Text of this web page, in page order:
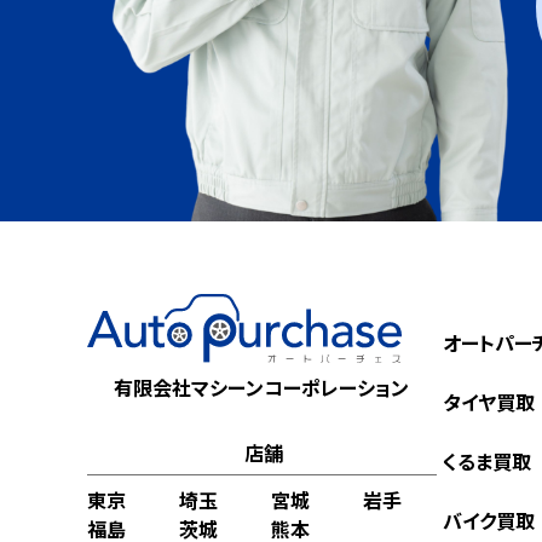
有限会社マシーンコーポレーション
店舗
東京
埼玉 宮城
岩手
福島
茨城 熊本
オートパ
タイヤ買取
くるま買取
バイク買取